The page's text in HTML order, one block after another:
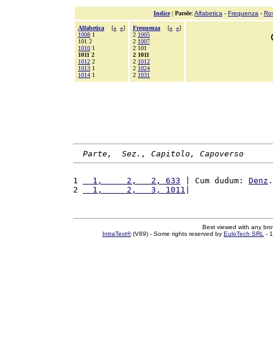
Indice| Parole: Alfabetica - Frequenza -
Alfabetica [« »]
1008 1
101 2
1010 1
1011 2
1012 2
1013 1
1014 1
Frequenza [« »]
2 1005
2 1007
2 101
2 1011
2 1012
2 1024
2 1031
Parte,  Sez., Capitolo, Capoverso
1
  1,     2,   2, 633
| Cum dudum: Denz
2
  1,     2,   3, 1011
Best viewed with any
IntraText®(V89) - Some rights reserved by EuloTech SRL -